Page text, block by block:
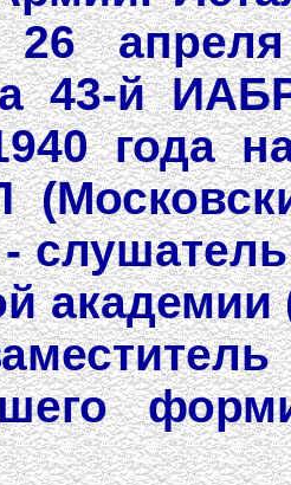
43-й
года
-
академии